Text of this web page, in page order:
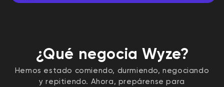
¿Qué negocia Wyze?
Hemos estado comiendo, durmiendo, negociando
y repitiendo. Ahora, prepárense para